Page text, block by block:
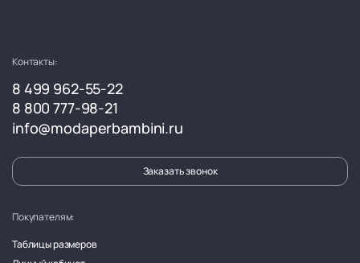
Контакты:
8 499 962-55-22
8 800 777-98-21
info@modaperbambini.ru
Заказать звонок
Покупателям:
Таблицы размеров